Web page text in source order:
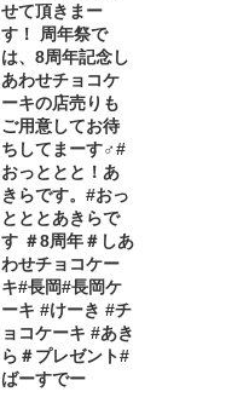
せて頂きまー
す！ 周年祭で
は、8周年記念し
あわせチョコケ
ーキの店売りも
ご用意してお待
ちしてまーす‍♂️#
おっととと！あ
きらです。#おっ
とととあきらで
す ＃8周年＃しあ
わせチョコケー
キ#長岡#長岡ケ
ーキ #けーき #チ
ョコケーキ #あき
ら＃プレゼント#
ばーすでー